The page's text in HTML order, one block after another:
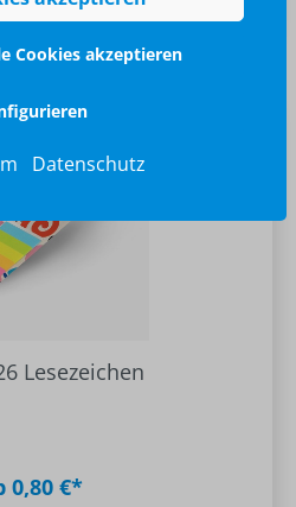
Lesezeichen
0,80 €*
Cookies akzeptieren
Datenschutz